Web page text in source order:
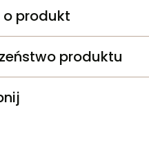
produkt
produktu